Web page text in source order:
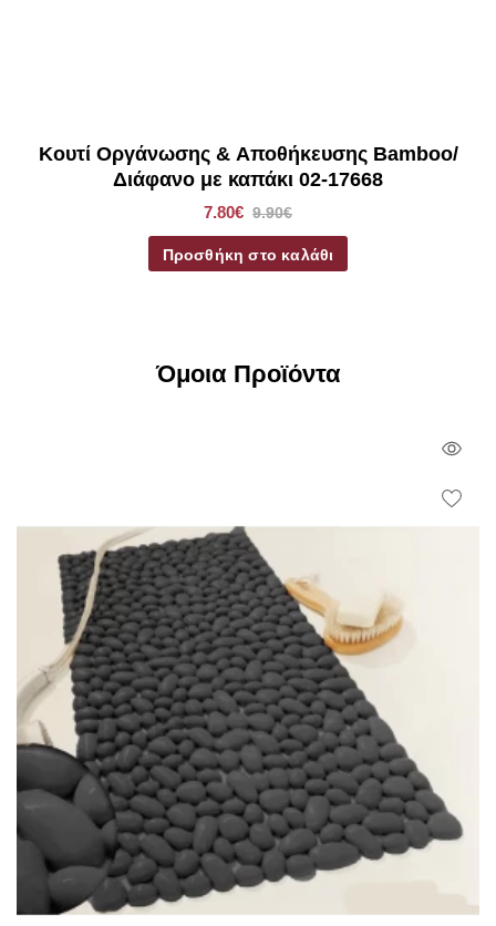
Κουτί Οργάνωσης & Αποθήκευσης Bamboo/
Διάφανο με καπάκι 02-17668
7.80€ 9.90€
Προσθήκη στο καλάθι
Όμοια Προϊόντα